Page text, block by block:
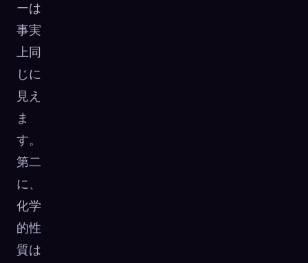
ーは
事実
上同
じに
見え
ま
す。
第二
に、
化学
的性
質は